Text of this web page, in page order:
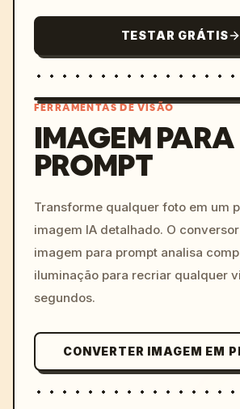
TESTAR GRÁTIS
colors,
FERRAMENTAS DE VISÃO
IMAGEM PARA
PROMPT
Transforme qualquer foto em um
imagem IA detalhado. O
imagem para prompt analisa
iluminação para recriar qualquer
segundos.
CONVERTER IMAGEM EM